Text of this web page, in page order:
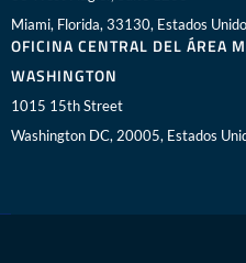
Miami, Florida, 33130, Estados
OFICINA CENTRAL DEL ÁREA
WASHINGTON
1015 15th Street
Washington DC, 20005, Estados